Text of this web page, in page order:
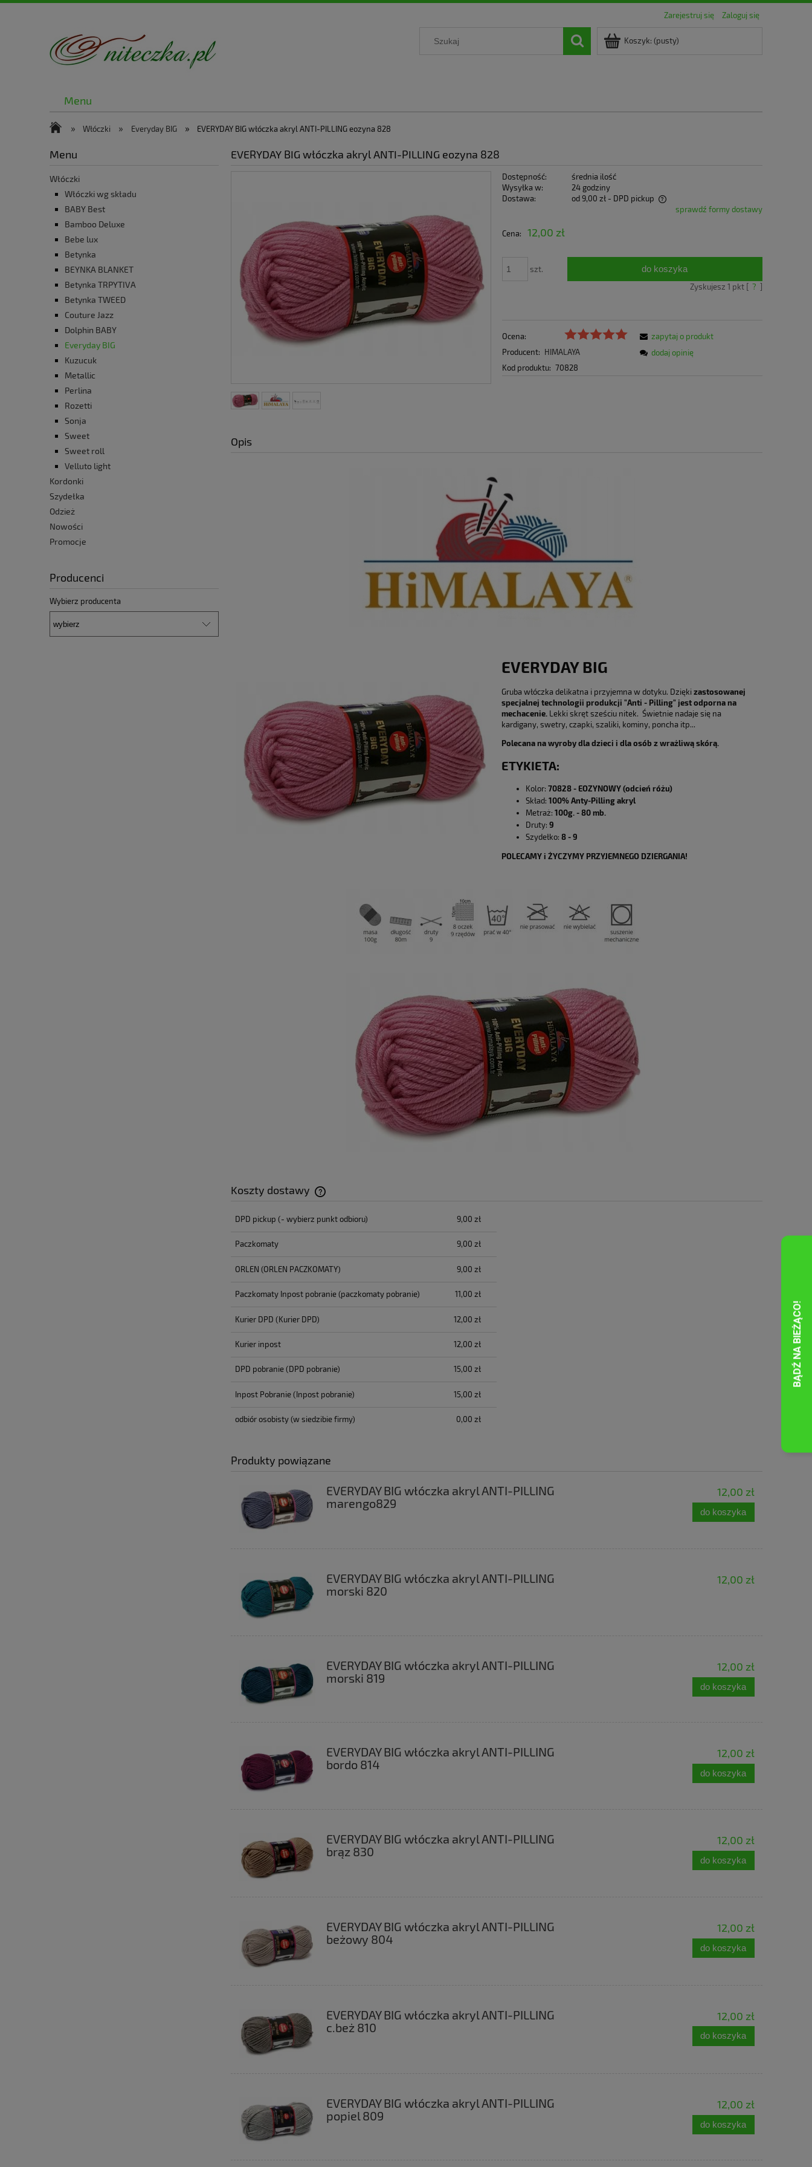
Zarejestruj się Zaloguj się
Koszyk: (pusty)
Menu
» Włóczki » Everyday BIG » EVERYDAY BIG włóczka akryl ANTI-PILLING eozyna 828
Menu
Włóczki
Włóczki wg składu
BABY Best
Bamboo Deluxe
Bebe lux
Betynka
BEYNKA BLANKET
Betynka TRPYTIVA
Betynka TWEED
Couture Jazz
Dolphin BABY
Everyday BIG
Kuzucuk
Metallic
Perlina
Rozetti
Sonja
Sweet
Sweet roll
Velluto light
Kordonki
Szydełka
Odzież
Nowości
Promocje
Producenci
Wybierz producenta
EVERYDAY BIG włóczka akryl ANTI-PILLING eozyna 828
Dostępność:
średnia ilość
Wysyłka w:
24 godziny
Dostawa:
od 9,00 zł - DPD pickup
płatności
sprawdź formy dostawy
Cena: 12,00 zł
szt. do koszyka
Zyskujesz 1 pkt [ ? ]
Ocena:
Producent: HIMALAYA
Kod produktu: 70828
zapytaj o produkt
dodaj opinię
Opis
EVERYDAY BIG
Gruba włóczka delikatna i przyjemna w dotyku. Dzięki zastosowanej
specjalnej technologii produkcji "Anti - Pilling" jest odporna na
mechacenie. Lekki skręt sześciu nitek. Świetnie nadaje się na
kardigany, swetry, czapki, szaliki, kominy, poncha itp...
Polecana na wyroby dla dzieci i dla osób z wrażliwą skórą.
ETYKIETA:
Kolor: 70828 - EOZYNOWY (odcień różu)
Skład: 100% Anty-Pilling akryl
Metraż: 100g. - 80 mb.
Druty: 9
Szydełko: 8 - 9
POLECAMY i ŻYCZYMY PRZYJEMNEGO DZIERGANIA!
Koszty dostawy
Cena nie zawiera ewentualnych kosztów
DPD pickup (- wybierz punkt odbioru) 9,00 zł
Paczkomaty 9,00 zł
ORLEN (ORLEN PACZKOMATY) 9,00 zł
Paczkomaty Inpost pobranie(paczkomaty pobranie) 11,00 zł
Kurier DPD (Kurier DPD) 12,00 zł
Kurier inpost 12,00 zł
DPD pobranie(DPD pobranie) 15,00 zł
Inpost Pobranie(Inpost pobranie) 15,00 zł
odbiór osobisty(w siedzibie firmy) 0,00 zł
Produkty powiązane
EVERYDAY BIG włóczka akryl ANTI-PILLING
marengo829
12,00 zł
do koszyka
EVERYDAY BIG włóczka akryl ANTI-PILLING
morski 820
12,00 zł
EVERYDAY BIG włóczka akryl ANTI-PILLING
morski 819
12,00 zł
do koszyka
EVERYDAY BIG włóczka akryl ANTI-PILLING
bordo 814
12,00 zł
do koszyka
EVERYDAY BIG włóczka akryl ANTI-PILLING
brąz 830
12,00 zł
do koszyka
EVERYDAY BIG włóczka akryl ANTI-PILLING
beżowy 804
12,00 zł
do koszyka
EVERYDAY BIG włóczka akryl ANTI-PILLING
c.beż 810
12,00 zł
do koszyka
EVERYDAY BIG włóczka akryl ANTI-PILLING
popiel 809
12,00 zł
do koszyka